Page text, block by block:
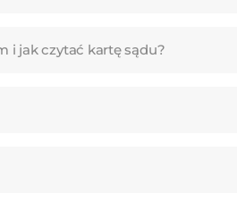
i jak czytać kartę sądu?